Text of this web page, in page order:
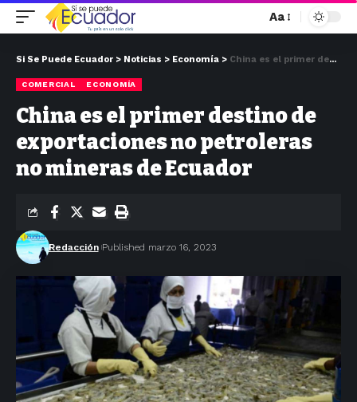
Aa
Si Se Puede Ecuador > Noticias > Economía > China es el primer destino de exportaciones no petroleras no mineras de Ecuador
COMERCIAL ECONOMÍA
China es el primer destino de
exportaciones no petroleras
no mineras de Ecuador
Redacción Published marzo 16, 2023